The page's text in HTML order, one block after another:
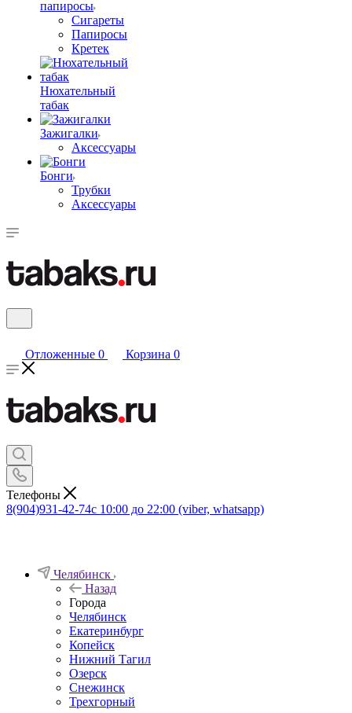
папиросы
Сигареты
Папиросы
Кретек
Нюхательный
табак
Зажигалки
Аксессуары
Бонги
Трубки
Аксессуары
Отложенные 0 Корзина 0
Телефоны
8(904)931-42-74с 10:00 до 22:00 (viber, whatsapp)
Челябинск
Назад
Города
Челябинск
Екатеринбург
Копейск
Нижний Тагил
Озерск
Снежинск
Трехгорный